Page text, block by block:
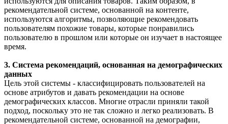
рекомендательной системе, основанной на контенте,
используются алгоритмы, позволяющие рекомендовать
пользователям похожие товары, которые понравились
пользователю в прошлом или которые он изучает в настоящее
время.
3. Система рекомендаций, основанная на демографических
данных
Цель этой системы - классифицировать пользователей на
основе атрибутов и давать рекомендации на основе
демографических классов. Многие отрасли приняли такой
подход, поскольку это не так сложно и легко реализовать. В
рекомендательной системе, основанной на демографии,